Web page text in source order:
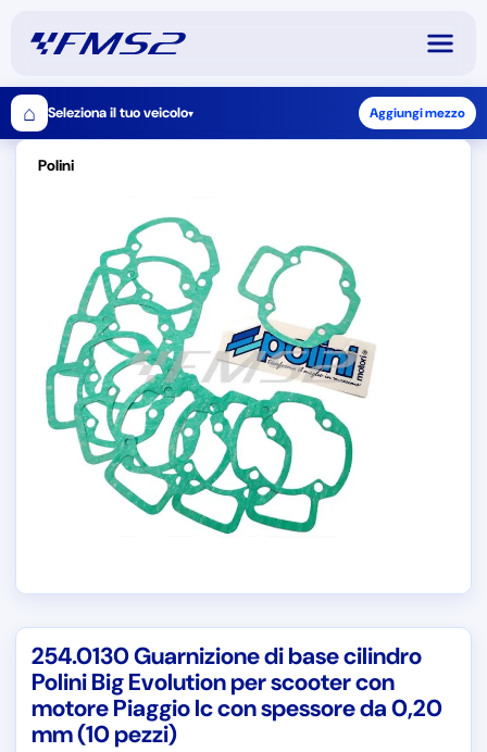
⌂ Seleziona il tuo veicolo▾ Aggiungi mezzo
Polini
254.0130 Guarnizione di base cilindro
Polini Big Evolution per scooter con
motore Piaggio lc con spessore da 0,20
mm (10 pezzi)